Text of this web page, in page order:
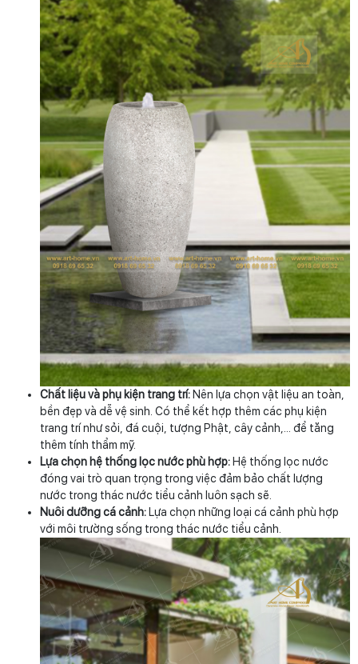
Chất liệu và phụ kiện trang trí: Nên lựa chọn vật liệu an toàn,
bền đẹp và dễ vệ sinh. Có thể kết hợp thêm các phụ kiện
trang trí như sỏi, đá cuội, tượng Phật, cây cảnh,... để tăng
thêm tính thẩm mỹ.
Lựa chọn hệ thống lọc nước phù hợp: Hệ thống lọc nước
đóng vai trò quan trọng trong việc đảm bảo chất lượng
nước trong thác nước tiểu cảnh luôn sạch sẽ.
Nuôi dưỡng cá cảnh: Lựa chọn những loại cá cảnh phù hợp
với môi trường sống trong thác nước tiểu cảnh.